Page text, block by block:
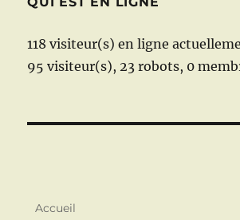
118 visiteur(s) en ligne
95 visiteur(s), 23 robots, 0
Accueil